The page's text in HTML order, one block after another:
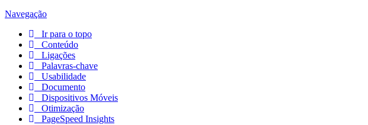
Navegação
Ir para o topo
Conteúdo
Ligações
Palavras-chave
Usabilidade
Documento
Dispositivos Móveis
Otimização
PageSpeed Insights